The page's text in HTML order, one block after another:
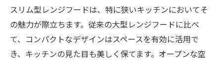
スリム型レンジフードは、特に狭いキッチンにおいてそ
の魅力が際立ちます。従来の大型レンジフードに比べ
て、コンパクトなデザインはスペースを有効に活用で
き、キッチンの見た目も美しく保てます。オープンな空